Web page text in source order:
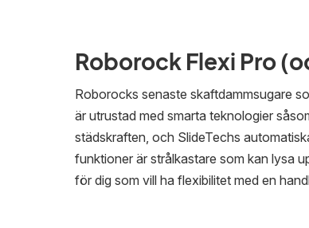
Roborock Flexi Pro
Roborocks senaste skaftdammsugare
är utrustad med smarta teknologier
städskraften, och SlideTechs
funktioner är strålkastare som kan lysa
för dig som vill ha flexibilitet med en